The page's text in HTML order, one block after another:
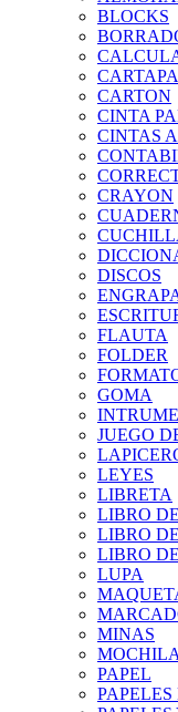
BLOCKS
CARTON
CINTA
CINTAS
CRAYON
DISCOS
FLAUTA
FOLDER
GOMA
JUEGO
LEYES
LIBRETA
LIBRO
LIBRO
LIBRO
LUPA
MINAS
MOCHILA
PAPEL
PAPELES